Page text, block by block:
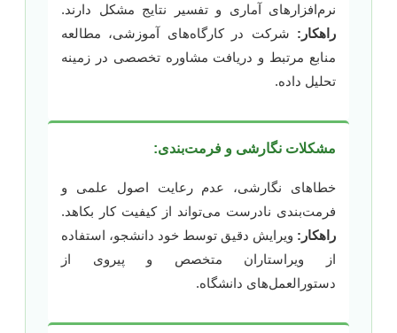
نرم‌افزارهای آماری و تفسیر نتایج مشکل دارند.
راهکار: شرکت در کارگاه‌های آموزشی، مطالعه
منابع مرتبط و دریافت مشاوره تخصصی در زمینه
تحلیل داده.
مشکلات نگارشی و فرمت‌بندی:
خطاهای نگارشی، عدم رعایت اصول علمی و
فرمت‌بندی نادرست می‌تواند از کیفیت کار بکاهد.
راهکار: ویرایش دقیق توسط خود دانشجو، استفاده
از ویراستاران متخصص و پیروی از
دستورالعمل‌های دانشگاه.